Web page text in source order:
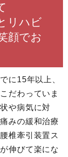
リハビ
顔でお
に15年以上、
だわっていま
や病気に対
みの緩和治療
椎牽引装置ス
伸びて楽にな